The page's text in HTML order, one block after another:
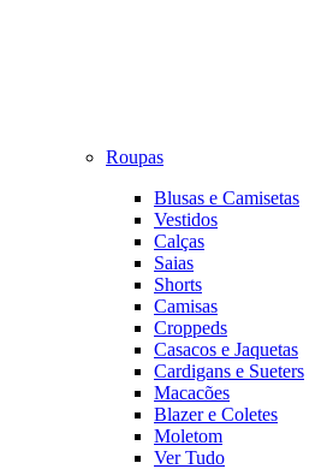
Roupas
Blusas e Camisetas
Vestidos
Calças
Saias
Shorts
Camisas
Croppeds
Casacos e Jaquetas
Cardigans e Sueters
Macacões
Blazer e Coletes
Moletom
Ver Tudo